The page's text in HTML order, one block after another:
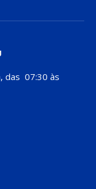
das 07:30 às